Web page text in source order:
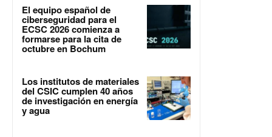
El equipo español de
ciberseguridad para el
ECSC 2026 comienza a
formarse para la cita de
octubre en Bochum
Los institutos de materiales
del CSIC cumplen 40 años
de investigación en energía
y agua